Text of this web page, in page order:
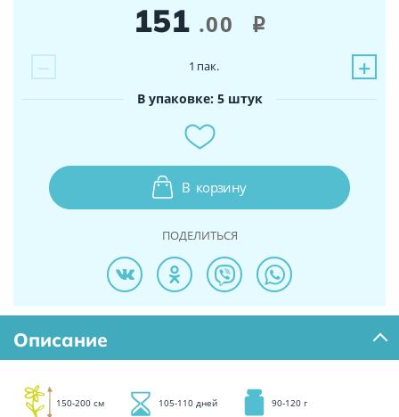
151 .00 i
− +
1 пак.
В упаковке: 5 штук
В корзину
ПОДЕЛИТЬСЯ
Описание
150-200 см 105-110 дней 90-120 г